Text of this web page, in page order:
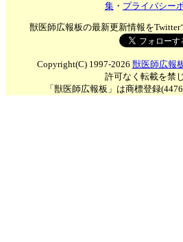
集・ プライバシー
獣医師広報板の最新更新情報をTwitter
Copyright(C) 1997-2026 獣医師広報
許可なく転載を禁
「獣医師広報板」は商標登録